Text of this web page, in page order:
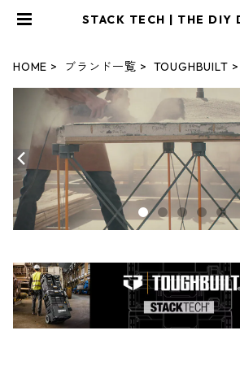
STACK TECH | THE DIY
HOME ブランド一覧 TOUGHBUILT